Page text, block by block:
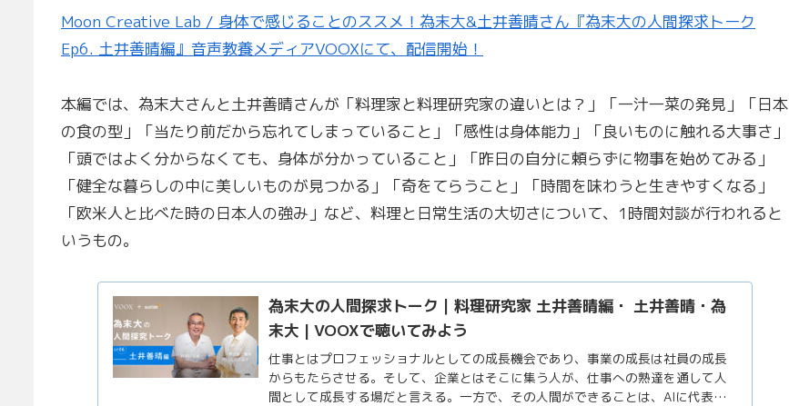
Moon Creative Lab / 身体で感じることのススメ！為末大&土井善晴さん『為末大の人間探求トーク
Ep6. 土井善晴編』音声教養メディアVOOXにて、配信開始！
本編では、為末大さんと土井善晴さんが「料理家と料理研究家の違いとは？」「一汁一菜の発見」「日本
の食の型」「当たり前だから忘れてしまっていること」「感性は身体能力」「良いものに触れる大事さ」
「頭ではよく分からなくても、身体が分かっていること」「昨日の自分に頼らずに物事を始めてみる」
「健全な暮らしの中に美しいものが見つかる」「奇をてらうこと」「時間を味わうと生きやすくなる」
「欧米人と比べた時の日本人の強み」など、料理と日常生活の大切さについて、1時間対談が行われると
いうもの。
為末大の人間探求トーク｜料理研究家 土井善晴編・ 土井善晴・為
末大 | VOOXで聴いてみよう
仕事とはプロフェッショナルとしての成長機会であり、事業の成長は社員の成長
からもたらさせる。そして、企業とはそこに集う人が、仕事への熟達を通して人
間として成長する場だと言える。一方で、その人間ができることは、AIに代表さ